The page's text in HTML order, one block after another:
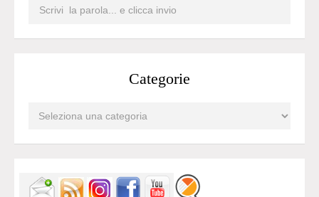
Categorie